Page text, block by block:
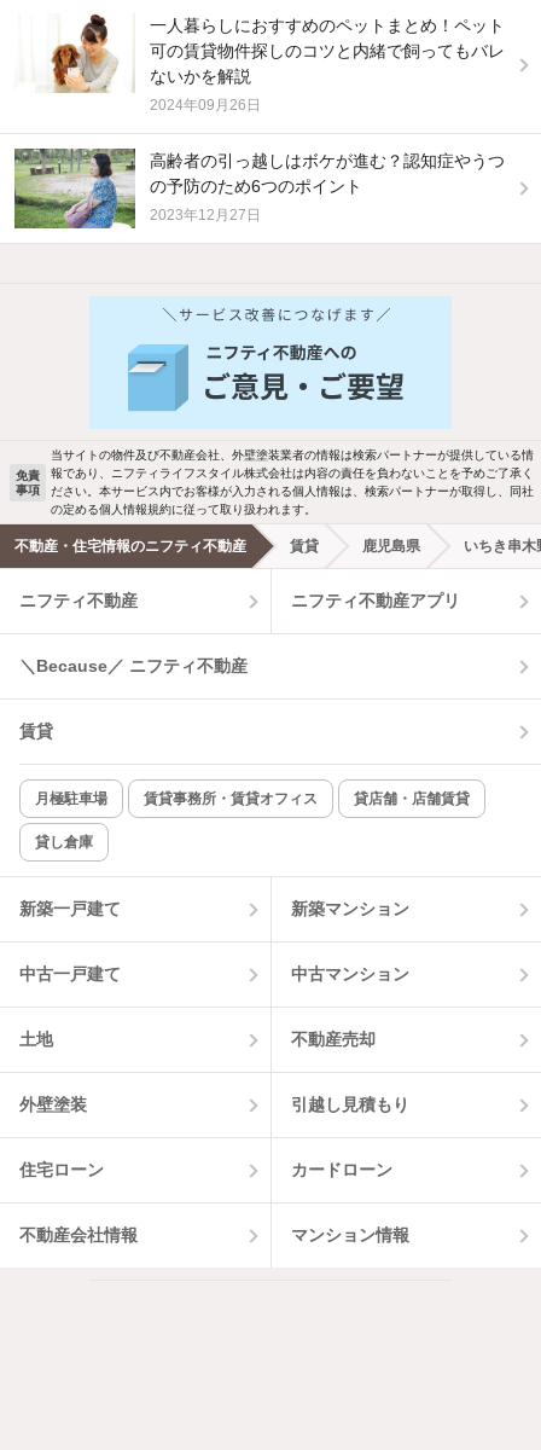
一人暮らしにおすすめのペットまとめ！ペット
可の賃貸物件探しのコツと内緒で飼ってもバレ
ないかを解説
2024年09月26日
高齢者の引っ越しはボケが進む？認知症やうつ
の予防のため6つのポイント
2023年12月27日
他の人はこんな条件で絞り込んでいます！
バス・トイレ別 2階以上
洗濯機置場あり 独立洗面台
エアコンあり 都市ガス
温水洗浄便座 オートロック
コンロ2口以上
新着のみ インターネット無料
該当件数:
物件一覧に反映
免責
事項
当サイトの物件及び不動産会社、外壁塗装業者の情報は検索パートナーが提供している情
報であり、ニフティライフスタイル株式会社は内容の責任を負わないことを予めご了承く
ださい。本サービス内でお客様が入力される個人情報は、検索パートナーが取得し、同社
の定める個人情報規約に従って取り扱われます。
不動産・住宅情報のニフティ不動産 賃貸 鹿児島県 いちき串木
ニフティ不動産 ニフティ不動産アプリ
＼Because／ ニフティ不動産
賃貸
月極駐車場 賃貸事務所・賃貸オフィス 貸店舗・店舗賃貸
貸し倉庫
新築一戸建て 新築マンション
中古一戸建て 中古マンション
土地 不動産売却
外壁塗装 引越し見積もり
住宅ローン カードローン
不動産会社情報 マンション情報